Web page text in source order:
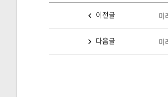
이전글 미
다음글 미